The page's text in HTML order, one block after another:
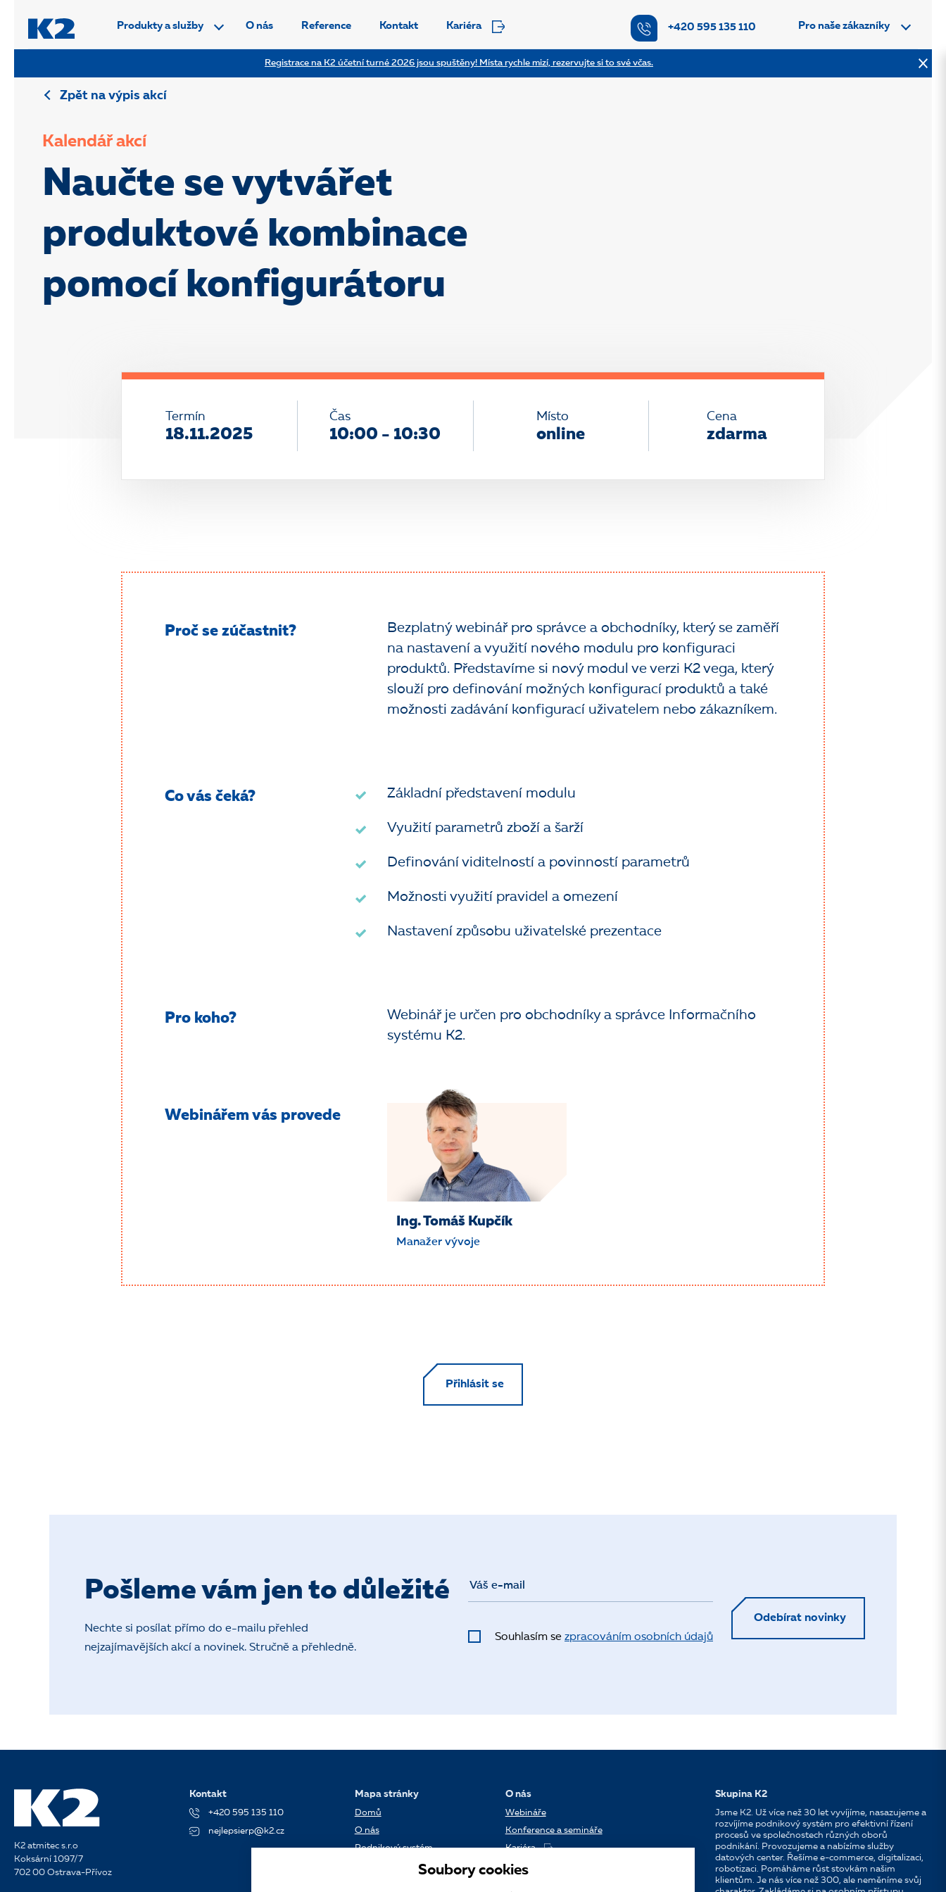
Registrace na K2 účetní turné 2026 jsou spuštěny! Místa rychle mizí, rezervujte si to své včas.
Produkty a služby O nás Reference Kontakt Kariéra +420 595 135 110 Pro naše zákazníky
Zpět na výpis akcí
Kalendář akcí
Naučte se vytvářet
produktové kombinace
pomocí konfigurátoru
Termín
18.11.2025
Čas
10:00 - 10:30
Místo
online
Cena
zdarma
Proč se zúčastnit?
Bezplatný webinář pro správce a obchodníky, který se zaměří
na nastavení a využití nového modulu pro konfiguraci
produktů. Představíme si nový modul ve verzi K2 vega, který
slouží pro definování možných konfigurací produktů a také
možnosti zadávání konfigurací uživatelem nebo zákazníkem.
Co vás čeká? Základní představení modulu
Využití parametrů zboží a šarží
Definování viditelností a povinností parametrů
Možnosti využití pravidel a omezení
Nastavení způsobu uživatelské prezentace
Pro koho?
Webinář je určen pro obchodníky a správce Informačního
systému K2.
Webinářem vás provede
Ing. Tomáš Kupčík
Manažer vývoje
Přihlásit se
Pošleme vám jen to důležité
Nechte si posílat přímo do e-mailu přehled
nejzajímavějších akcí a novinek. Stručně a přehledně.
Souhlasím se zpracováním osobních údajů
Odebírat novinky
K2 atmitec s.r.o
Koksární 1097/7
702 00 Ostrava-Přívoz
Kontakt
+420 595 135 110
nejlepsierp@k2.cz
Mapa stránky
Domů
O nás
Podnikový systém
O nás
Webináře
Konference a semináře
Kariéra
Kontakt
Skupina K2
Jsme K2. Už více než 30 let vyvíjíme, nasazujeme a
rozvíjíme podnikový systém pro efektivní řízení
procesů ve společnostech různých oborů
podnikání. Provozujeme a nabízíme služby
datových center. Řešíme e-commerce, digitalizaci,
robotizaci. Pomáháme růst stovkám našim
klientům. Je nás více než 300, ale neměníme svůj
Soubory cookies